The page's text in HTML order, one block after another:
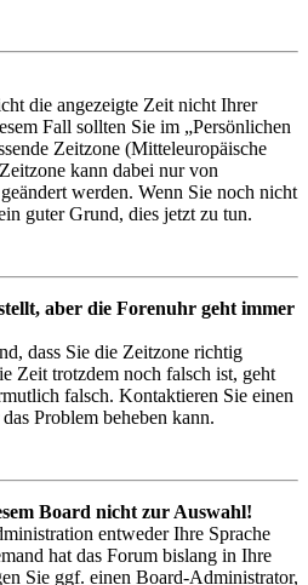
die angezeigte Zeit nicht Ihrer
Fall sollten Sie im „Persönlichen
Zeitzone (Mitteleuropäische
kann dabei nur von
werden. Wenn Sie noch nicht
guter Grund, dies jetzt zu tun.
aber die Forenuhr geht immer
dass Sie die Zeitzone richtig
Zeit trotzdem noch falsch ist, geht
falsch. Kontaktieren Sie einen
Problem beheben kann.
Board nicht zur Auswahl!
entweder Ihre Sprache
hat das Forum bislang in Ihre
Sie ggf. einen Board-Administrator,